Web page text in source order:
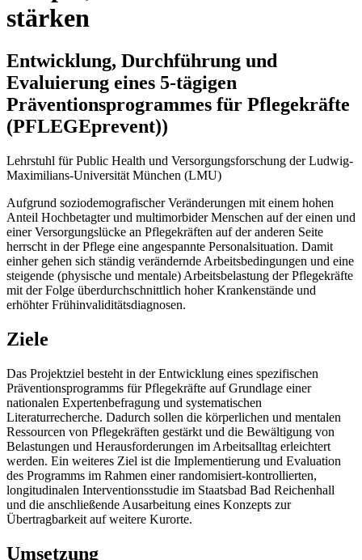
stärken
Entwicklung, Durchführung und
Evaluierung eines 5-tägigen
Präventionsprogrammes für Pflegekräfte
(PFLEGEprevent))
Lehrstuhl für Public Health und Versorgungsforschung der Ludwig-
Maximilians-Universität München (LMU)
Aufgrund soziodemografischer Veränderungen mit einem hohen
Anteil Hochbetagter und multimorbider Menschen auf der einen und
einer Versorgungslücke an Pflegekräften auf der anderen Seite
herrscht in der Pflege eine angespannte Personalsituation. Damit
einher gehen sich ständig verändernde Arbeitsbedingungen und eine
steigende (physische und mentale) Arbeitsbelastung der Pflegekräfte
mit der Folge überdurchschnittlich hoher Krankenstände und
erhöhter Frühinvaliditätsdiagnosen.
Ziele
Das Projektziel besteht in der Entwicklung eines spezifischen
Präventionsprogramms für Pflegekräfte auf Grundlage einer
nationalen Expertenbefragung und systematischen
Literaturrecherche. Dadurch sollen die körperlichen und mentalen
Ressourcen von Pflegekräften gestärkt und die Bewältigung von
Belastungen und Herausforderungen im Arbeitsalltag erleichtert
werden. Ein weiteres Ziel ist die Implementierung und Evaluation
des Programms im Rahmen einer randomisiert-kontrollierten,
longitudinalen Interventionsstudie im Staatsbad Bad Reichenhall
und die anschließende Ausarbeitung eines Konzepts zur
Übertragbarkeit auf weitere Kurorte.
Umsetzung